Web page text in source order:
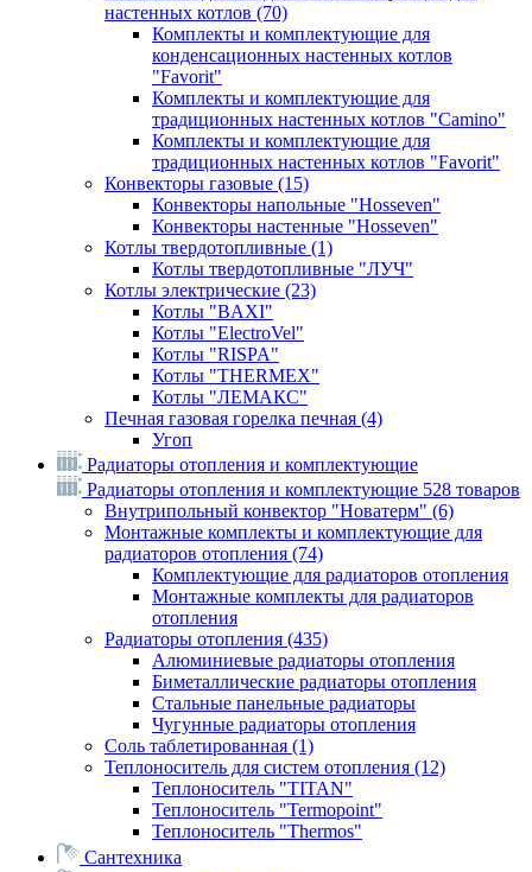
настенных котлов (70)
Комплекты и комплектующие для
конденсационных настенных котлов
"Favorit"
Комплекты и комплектующие для
традиционных настенных котлов "Camino"
Комплекты и комплектующие для
традиционных настенных котлов "Favorit"
Конвекторы газовые (15)
Конвекторы напольные "Hosseven"
Конвекторы настенные "Hosseven"
Котлы твердотопливные (1)
Котлы твердотопливные "ЛУЧ"
Котлы электрические (23)
Котлы "BAXI"
Котлы "ElectroVel"
Котлы "RISPA"
Котлы "THERMEX"
Котлы "ЛЕМАКС"
Печная газовая горелка печная (4)
Угоп
Радиаторы отопления и комплектующие
Радиаторы отопления и комплектующие 528 товаров
Внутрипольный конвектор "Новатерм" (6)
Монтажные комплекты и комплектующие для
радиаторов отопления (74)
Комплектующие для радиаторов отопления
Монтажные комплекты для радиаторов
отопления
Радиаторы отопления (435)
Алюминиевые радиаторы отопления
Биметаллические радиаторы отопления
Стальные панельные радиаторы
Чугунные радиаторы отопления
Соль таблетированная (1)
Теплоноситель для систем отопления (12)
Теплоноситель "TITAN"
Теплоноситель "Termopoint"
Теплоноситель "Thermos"
Сантехника